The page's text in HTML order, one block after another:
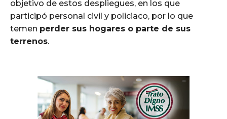
objetivo de estos despliegues, en los que
participó personal civil y policiaco, por lo que
temen perder sus hogares o parte de sus
terrenos.